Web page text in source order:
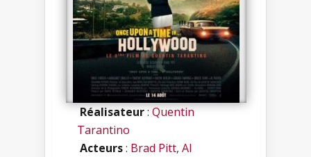
Réalisateur:Quentin
Tarantino
Acteurs: Brad Pitt, Al